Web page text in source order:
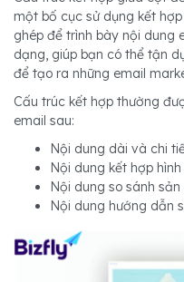
một bố cục sử dụng kết
ghép để trình bày nội dung
dạng, giúp bạn có thể tận
để tạo ra những email
Cấu trúc kết hợp thường
email sau:
Nội dung dài và chi
Nội dung kết hợp
Nội dung so sánh
Nội dung hướng dẫn